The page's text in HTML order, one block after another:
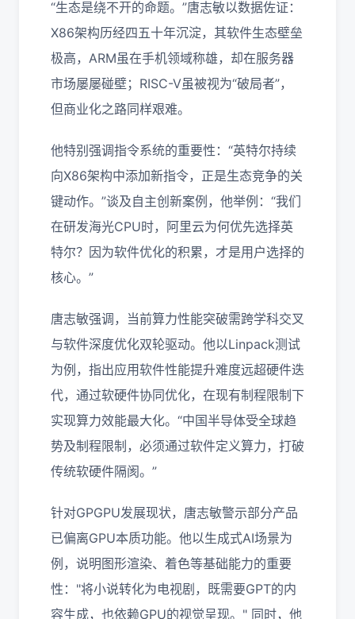
“生态是绕不开的命题。”唐志敏以数据佐证：
X86架构历经四五十年沉淀，其软件生态壁垒
极高，ARM虽在手机领域称雄，却在服务器
市场屡屡碰壁；RISC-V虽被视为“破局者”，
但商业化之路同样艰难。
他特别强调指令系统的重要性：“英特尔持续
向X86架构中添加新指令，正是生态竞争的关
键动作。”谈及自主创新案例，他举例：“我们
在研发海光CPU时，阿里云为何优先选择英
特尔？因为软件优化的积累，才是用户选择的
核心。”
唐志敏强调，当前算力性能突破需跨学科交叉
与软件深度优化双轮驱动。他以Linpack测试
为例，指出应用软件性能提升难度远超硬件迭
代，通过软硬件协同优化，在现有制程限制下
实现算力效能最大化。“中国半导体受全球趋
势及制程限制，必须通过软件定义算力，打破
传统软硬件隔阂。”
针对GPGPU发展现状，唐志敏警示部分产品
已偏离GPU本质功能。他以生成式AI场景为
例，说明图形渲染、着色等基础能力的重要
性："将小说转化为电视剧，既需要GPT的内
容生成，也依赖GPU的视觉呈现。" 同时，他